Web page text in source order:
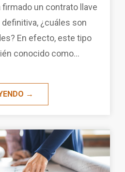
firmado un contrato llave
definitiva, ¿cuáles son
En efecto, este tipo
conocido como...
→